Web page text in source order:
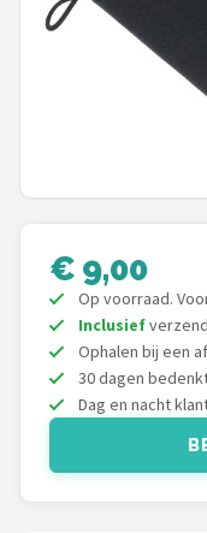
New Looxs
BBB Cycling
Schwalbe
Voltano
€ 9,00
Op voorraad.
Inclusief
Ophalen bij een
30 dagen
Dag en nacht